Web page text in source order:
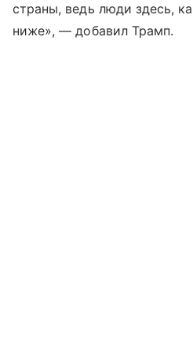
страны, ведь люди здесь,
ниже», — добавил Трамп.